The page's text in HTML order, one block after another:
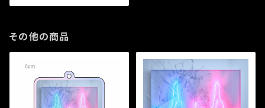
その他の商品